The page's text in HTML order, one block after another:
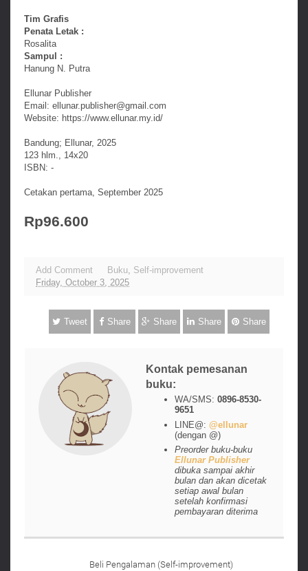
Tim Grafis
Penata Letak :
Rosalita
Sampul :
Hanung N. Putra
Ellunar Publisher
Email: ellunar.publisher@gmail.com
Website: https://www.ellunar.my.id/
Bandung; Ellunar, 2025
123 hlm., 14x20
ISBN: -
Cetakan pertama, September 2025
Rp96.600
Add Comment Buku, Self-improvement
Friday, October 3, 2025
Tweet Share Share Share Share
Kontak pemesanan
buku:
WA/SMS:0896-8530-
9651
LINE@:@ellunar
(dengan @)
Preorder buku-buku
Ellunar Publisher
dibuka sampai akhir
bulan dan akan dicetak
setiap awal bulan
setelah konfirmasi
pembayaran diterima
Beli Pengalaman (Self-improvement)